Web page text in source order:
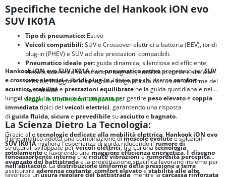
Specifiche tecniche del Hankook iON evo
SUV IK01A
Tipo di pneumatico: Estivo
Veicoli compatibili:SUV e Crossover elettrici a batteria (BEV), ibridi
plug-in (PHEV) e SUV ad alte prestazioni compatibili.
Pneumatico ideale per:guida dinamica, silenziosa ed efficiente,
elevata aderenza su asciutto e bagnato, stabilità in curva e alle alte
velocità, maggiore autonomia e lunga durata con usura uniforme del
battistrada.
Scopri le dimensioni disponibili.
Hankook iON evo SUV IK01Aè unpneumatico estivo progettato perSUV
e crossover elettricieibridi plug-in, ideale per chi ricercacomfort
acustico,stabilitàe prestazioni equilibrate nella guida quotidiana e nei
lunghi viaggi. La struttura è ottimizzata per gestire peso elevatoe coppia
immediatatipici dei veicoli elettrici, garantendo una risposta
di guida fluida, sicurae prevedibilesuasciuttoe bagnato.
Grazie alletecnologie dedicate alla mobilità elettrica, Hankook iON evo
SUV IK01Amigliora l’esperienza di guida riducendo ilrumore di
rotolamentoe favorendo unamaggiore efficienza energetica. Il disegno
avanzato del battistradae la progettazione specifica lavorano insieme per
assicurareaderenza costante,comfort elevatoestabilità alle alte
La Scienza Dietro La Tecnologia:
Il pneumatico adotta una combinazione dimescole evolutee soluzioni
strutturali sviluppate perveicoli elettrici, tra cui unatecnologia
fonoassorbente internacheriduce vibrazionierumorosità percepita
nell’abitacolo. Ladistribuzione uniforme della pressione a terra
favorisce un’usura regolare del battistrada, mentre lacarcassa rinforzata